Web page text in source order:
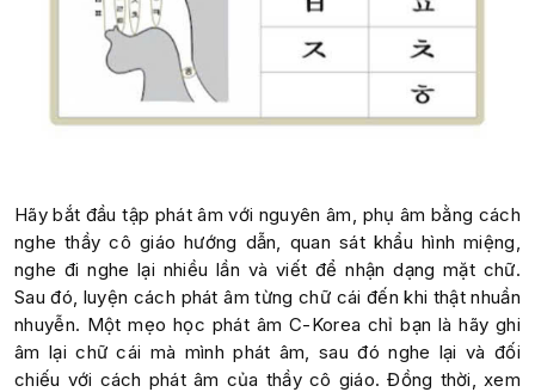
Hãy bắt đầu tập phát âm với nguyên âm, phụ âm bằng cách
nghe thầy cô giáo hướng dẫn, quan sát khẩu hình miệng,
nghe đi nghe lại nhiều lần và viết để nhận dạng mặt chữ.
Sau đó, luyện cách phát âm từng chữ cái đến khi thật nhuần
nhuyễn. Một mẹo học phát âm C-Korea chỉ bạn là hãy ghi
âm lại chữ cái mà mình phát âm, sau đó nghe lại và đối
chiếu với cách phát âm của thầy cô giáo. Đồng thời, xem